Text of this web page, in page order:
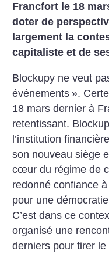
Francfort le 18
doter de
largement la
capitaliste et de
Blockupy ne veut
événements ».
18 mars dernier à
retentissant.
l’institution
son nouveau siège
cœur du régime de
redonné confiance
pour une
C’est dans ce
organisé une
derniers pour tirer